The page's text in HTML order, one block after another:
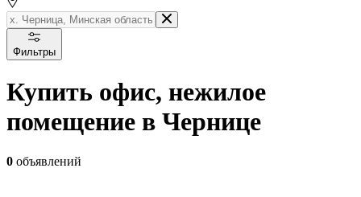
Фильтры
Купить офис, нежилое
помещение в Чернице
0 объявлений